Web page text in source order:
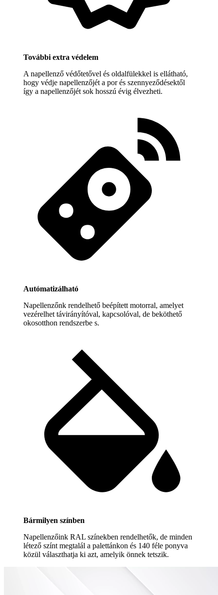
További extra védelem
A napellenző védőtetővel és oldalfülekkel is ellátható,
hogy védje napellenzőjét a por és szennyeződésektől
így a napellenzőjét sok hosszú évig élvezheti.
Autómatizálható
Napellenzőnk rendelhető beépített motorral, amelyet
vezérelhet távirányítóval, kapcsolóval, de beköthető
okosotthon rendszerbe s.
Bármilyen színben
Napellenzőink RAL színekben rendelhetők, de minden
létező színt megtalál a palettánkon és 140 féle ponyva
közül választhatja ki azt, amelyik önnek tetszik.